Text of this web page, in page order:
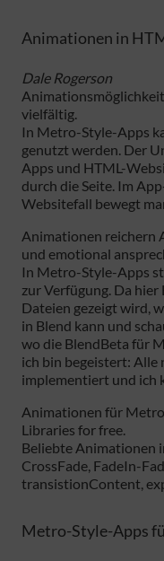
Animationen in
Dale Rogerson
vielfältig.
In Metro-Style-Apps
genutzt werden. Der
Apps und HTML-
durch die Seite. Im
Websitefall bewegt
Animationen reichern
und emotional
In Metro-Style-Apps
zur Verfügung. Da
Dateien gezeigt wird,
in Blend kann und
wo die BlendBeta für
ich bin begeistert: Alle
implementiert und ich
Animationen für
Libraries for free.
Beliebte Animationen
CrossFade, FadeIn-
transistionContent,
Metro-Style-Apps